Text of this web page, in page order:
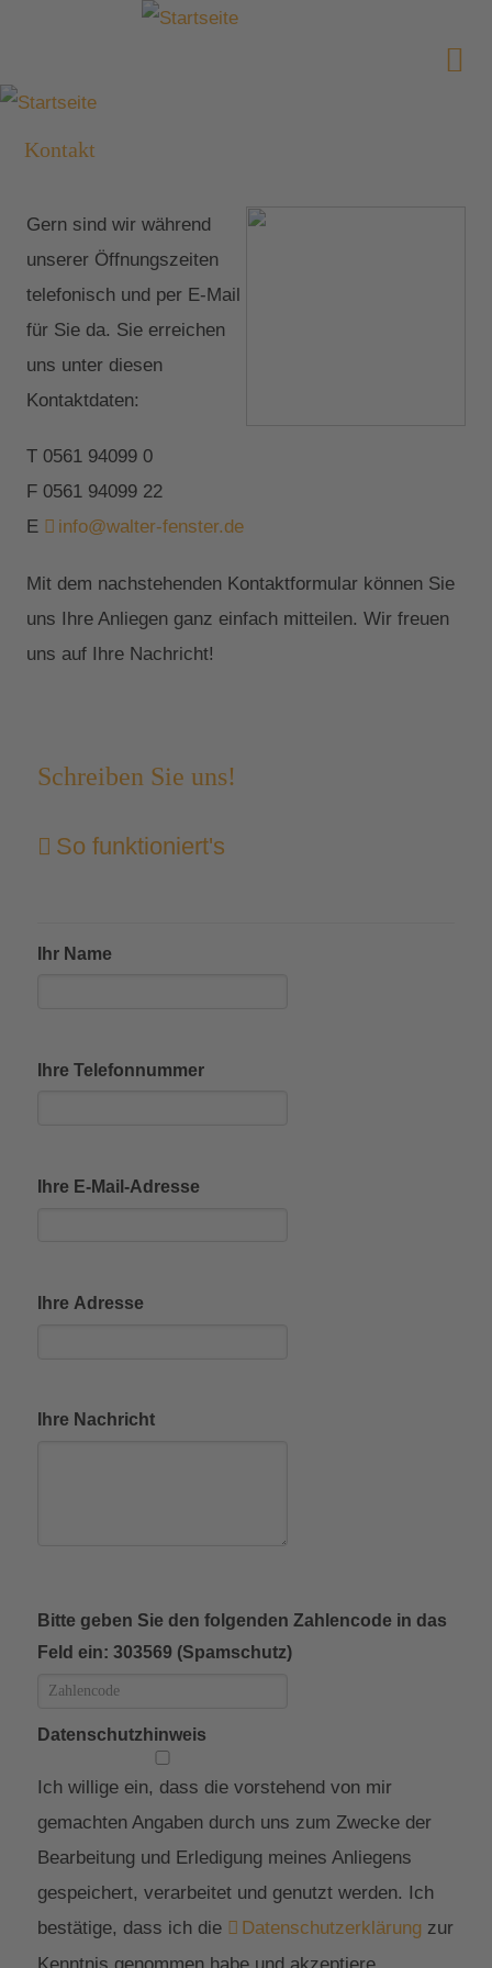
Kontakt
Gern sind wir während
unserer Öffnungszeiten
telefonisch und per E-Mail
für Sie da. Sie erreichen
uns unter diesen
Kontaktdaten:
T 0561 94099 0
F 0561 94099 22
E
info@walter-fenster.de
Mit dem nachstehenden Kontaktformular können Sie
uns Ihre Anliegen ganz einfach mitteilen. Wir freuen
uns auf Ihre Nachricht!
Schreiben Sie uns!
So funktioniert's
Ihr Name
Ihre Telefonnummer
Ihre E-Mail-Adresse
Ihre Adresse
Ihre Nachricht
Bitte geben Sie den folgenden Zahlencode in das
Feld ein: 303569 (Spamschutz)
Datenschutzhinweis
Ich willige ein, dass die vorstehend von mir
gemachten Angaben durch uns zum Zwecke der
Bearbeitung und Erledigung meines Anliegens
gespeichert, verarbeitet und genutzt werden. Ich
bestätige, dass ich die
Datenschutzerklärung zur